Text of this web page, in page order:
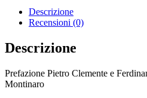
Descrizione
Recensioni (0)
Descrizione
Prefazione Pietro Clemente e
Montinaro